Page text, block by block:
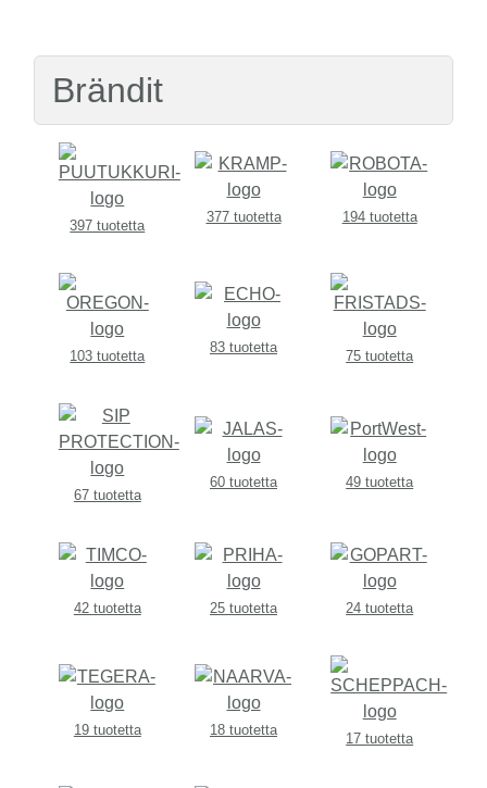
Brändit
397 tuotetta
377 tuotetta 194 tuotetta
103 tuotetta
83 tuotetta
75 tuotetta
67 tuotetta
60 tuotetta 49 tuotetta
42 tuotetta 25 tuotetta 24 tuotetta
19 tuotetta 18 tuotetta
17 tuotetta